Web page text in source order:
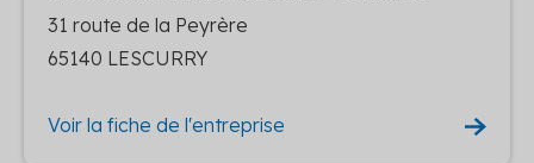
31 route de la Peyrère
65140 LESCURRY
Voir la fiche de l'entreprise